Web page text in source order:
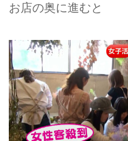
お店の奥に進むと